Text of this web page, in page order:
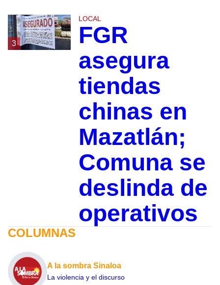
3
LOCAL
FGR
asegura
tiendas
chinas en
Mazatlán;
Comuna se
deslinda de
operativos
COLUMNAS
A la sombra Sinaloa
La violencia y el discurso